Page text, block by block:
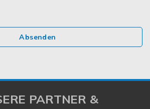
Absenden
PARTNER &